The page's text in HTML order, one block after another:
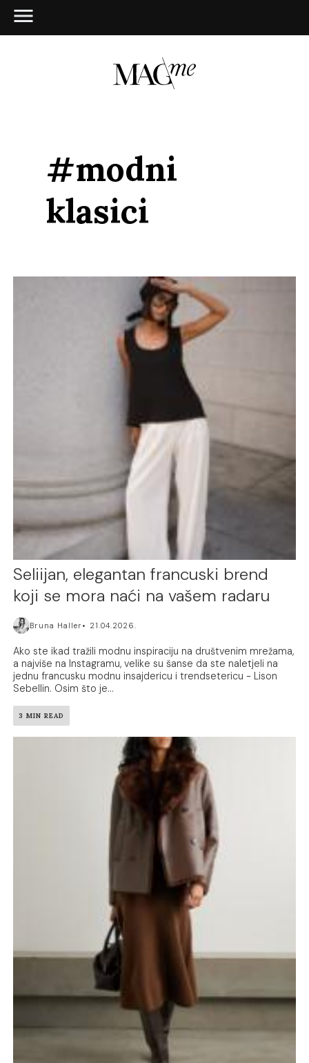
#modni
klasici
Seliijan, elegantan francuski brend
koji se mora naći na vašem radaru
Bruna Haller 21.04.2026.
Ako ste ikad tražili modnu inspiraciju na društvenim mrežama,
a najviše na Instagramu, velike su šanse da ste naletjeli na
jednu francusku modnu insajdericu i trendsetericu - Lison
Sebellin. Osim što je...
3 MIN READ